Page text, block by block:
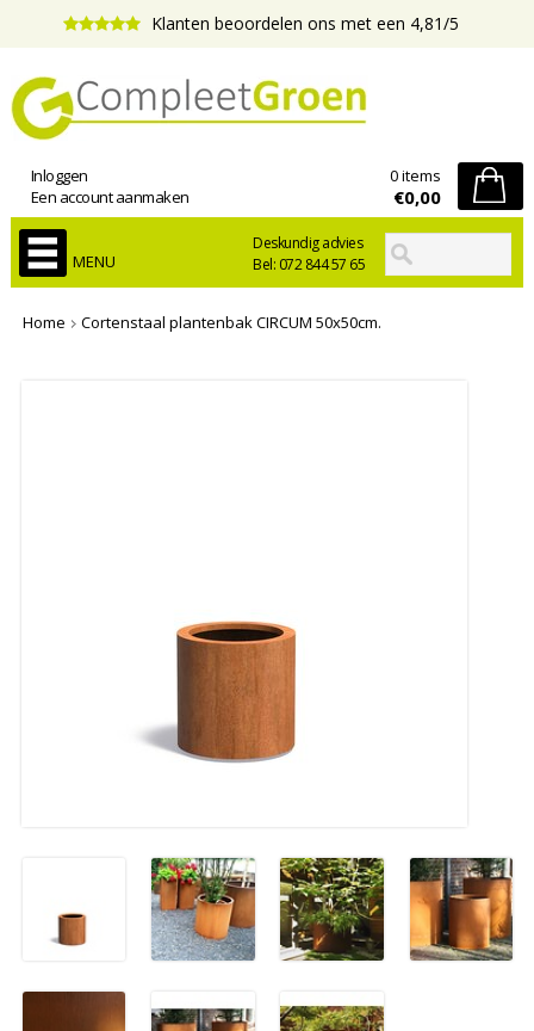
Klanten beoordelen ons met een 4,81/5
Deskundig advies
Bel: 072 844 57 65
Inloggen
Een account aanmaken
0 items
€0,00
MENU
Home Cortenstaal plantenbak CIRCUM 50x50cm.